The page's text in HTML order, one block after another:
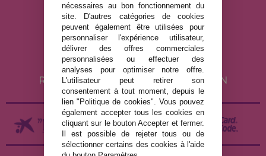
MENTIONS LÉGALES
POLITIQUE DE CONFIDENTIALITÉ
POLITIQUE DE COOKIES
LIVRAISON ET RETOUR
RETOURS / DROIT DE RÉTRACTATION
nécessaires au bon fonctionnement du
site. D'autres catégories de cookies
peuvent également être utilisées pour
personnaliser l'expérience utilisateur,
délivrer des offres commerciales
personnalisées ou effectuer des
analyses pour optimiser notre offre.
L'utilisateur peut retirer son
consentement à tout moment, depuis le
lien "Politique de cookies". Vous pouvez
également accepter tous les cookies en
cliquant sur le bouton Accepter et fermer.
Il est possible de rejeter tous ou de
sélectionner certains des cookies à l'aide